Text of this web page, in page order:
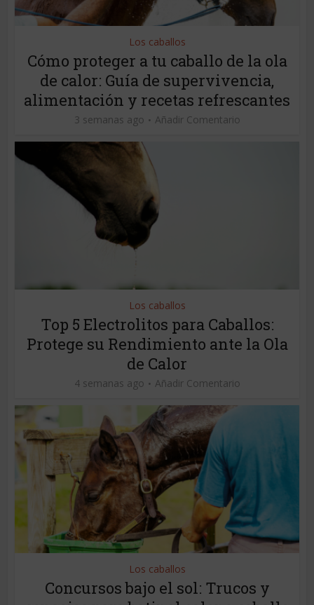
Los caballos
Cómo proteger a tu caballo de la ola
de calor: Guía de supervivencia,
alimentación y recetas refrescantes
3 semanas ago Añadir Comentario
Los caballos
Top 5 Electrolitos para Caballos:
Protege su Rendimiento ante la Ola
de Calor
4 semanas ago Añadir Comentario
Los caballos
Concursos bajo el sol: Trucos y